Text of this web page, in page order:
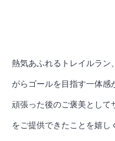
熱気あふれるトレイルラン
がらゴールを目指す一体感
頑張った後のご褒美として
をご提供できたことを嬉し